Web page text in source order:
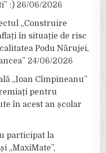
:) 26/06/2026
„Construire
în situație de risc
Podu Nărujei,
24/06/2026
„Ioan Cîmpineanu”
pentru
în acest an școlar
participat la
„MaxiMate”,